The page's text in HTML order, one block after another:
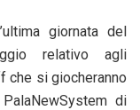
giornata del
relativo agli
che si giocheranno
di